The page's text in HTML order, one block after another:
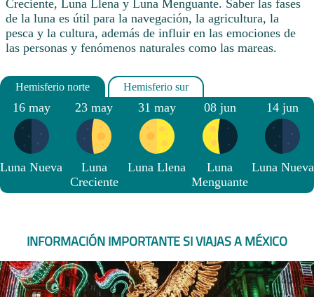
Creciente, Luna Llena y Luna Menguante. Saber las fases
de la luna es útil para la navegación, la agricultura, la
pesca y la cultura, además de influir en las emociones de
las personas y fenómenos naturales como las mareas.
16 may
Luna Nueva
23 may
Luna
Creciente
31 may
Luna Llena
08 jun
Luna
Menguante
14 jun
Luna Nueva
INFORMACIÓN IMPORTANTE SI VIAJAS A MÉXICO